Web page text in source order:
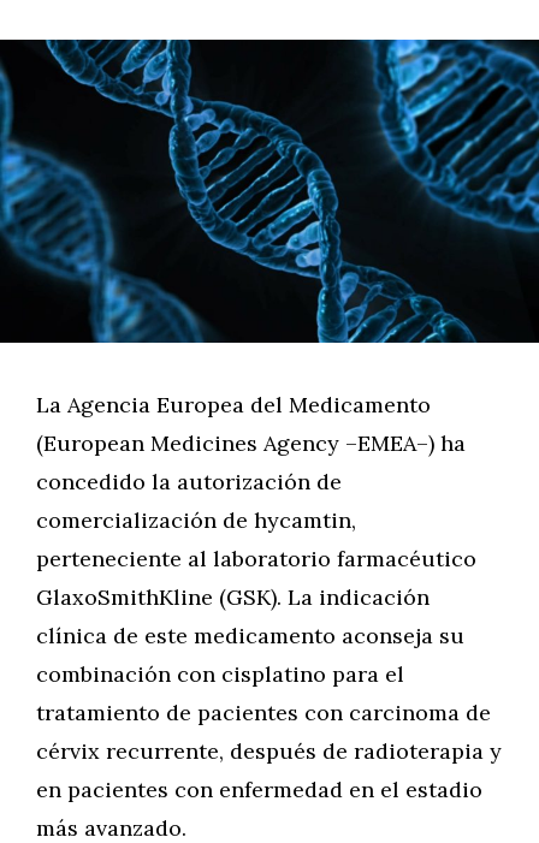
La Agencia Europea del Medicamento
(European Medicines Agency –EMEA–) ha
concedido la autorización de
comercialización de hycamtin,
perteneciente al laboratorio farmacéutico
GlaxoSmithKline (GSK). La indicación
clínica de este medicamento aconseja su
combinación con cisplatino para el
tratamiento de pacientes con carcinoma de
cérvix recurrente, después de radioterapia y
en pacientes con enfermedad en el estadio
más avanzado.